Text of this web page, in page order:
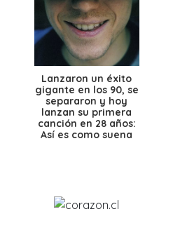
Lanzaron un éxito
gigante en los 90, se
separaron y hoy
lanzan su primera
canción en 28 años:
Así es como suena